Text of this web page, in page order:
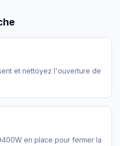
et nettoyez l'ouverture de
en place pour fermer la